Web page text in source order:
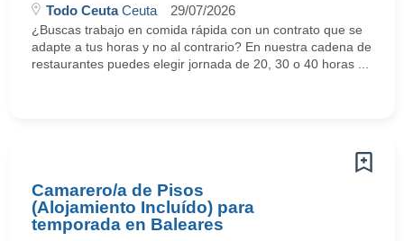
Todo CeutaCeuta 29/07/2026
¿Buscas trabajo en comida rápida con un contrato que se
adapte a tus horas y no al contrario? En nuestra cadena de
restaurantes puedes elegir jornada de 20, 30 o 40 horas ...
Camarero/a de Pisos
(Alojamiento Incluído) para
temporada en Baleares